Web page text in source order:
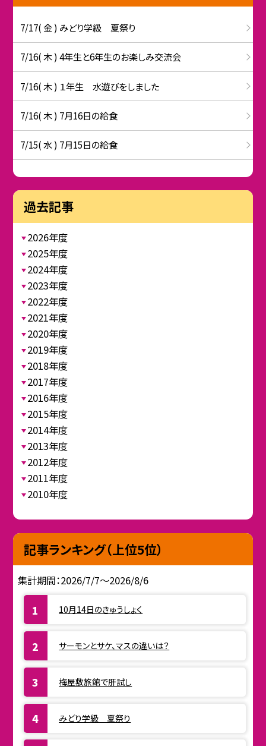
7/17( 金 ) みどり学級 夏祭り
7/16( 木 ) 4年生と6年生のお楽しみ交流会
7/16( 木 ) １年生 水遊びをしました
7/16( 木 ) 7月16日の給食
7/15( 水 ) 7月15日の給食
過去記事
2026年度
2025年度
2024年度
2023年度
2022年度
2021年度
2020年度
2019年度
2018年度
2017年度
2016年度
2015年度
2014年度
2013年度
2012年度
2011年度
2010年度
記事ランキング（上位5位）
集計期間：2026/7/7～2026/8/6
10月14日のきゅうしょく
サーモンとサケ、マスの違いは？
梅屋敷旅館で肝試し
みどり学級 夏祭り